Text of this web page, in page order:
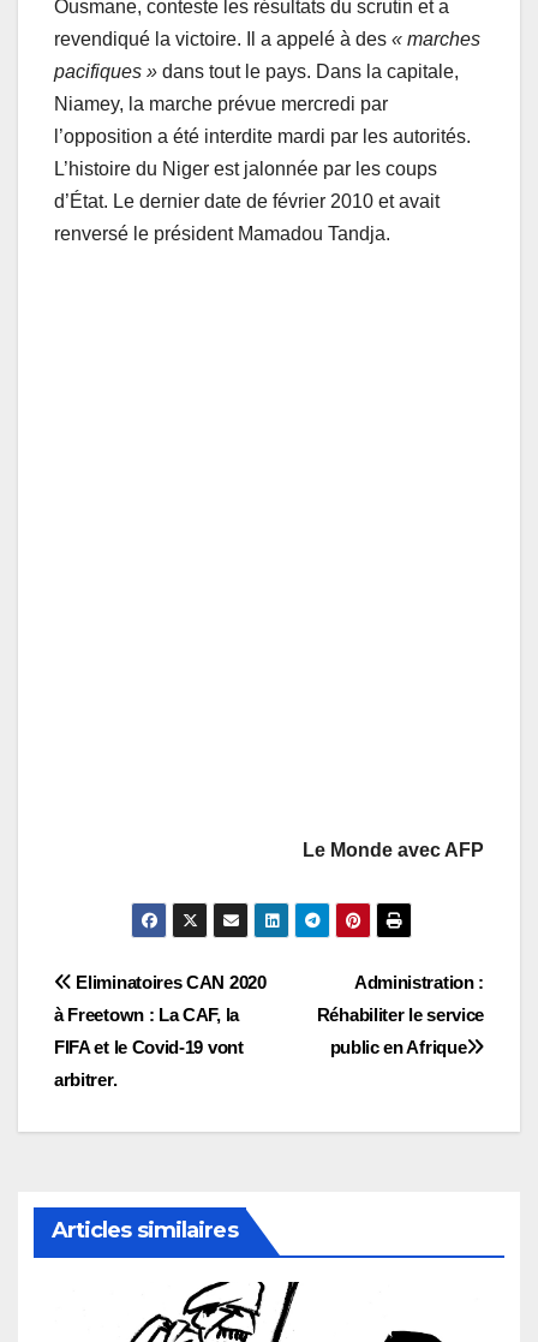
Ousmane, conteste les résultats du scrutin et a
revendiqué la victoire. Il a appelé à des « marches
pacifiques » dans tout le pays. Dans la capitale,
Niamey, la marche prévue mercredi par
l’opposition a été interdite mardi par les autorités.
L’histoire du Niger est jalonnée par les coups
d’État. Le dernier date de février 2010 et avait
renversé le président Mamadou Tandja.
Le Monde avec AFP
Navigation
de
l’article
Administration :
Réhabiliter le service
public en Afrique
Eliminatoires CAN 2020
à Freetown : La CAF, la
FIFA et le Covid-19 vont
arbitrer.
Articles similaires